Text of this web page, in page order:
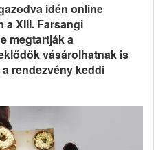
idén online
a XIII. Farsangi
megtartják a
vásárolhatnak is
rendezvény keddi